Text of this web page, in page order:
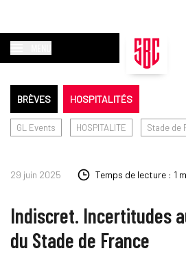
BRÈVES HOSPITALITÉS
GL Events HOSPITALITE Stade de
29 juin 2025 Temps de lecture : 1
Indiscret. Incertitudes
du Stade de France